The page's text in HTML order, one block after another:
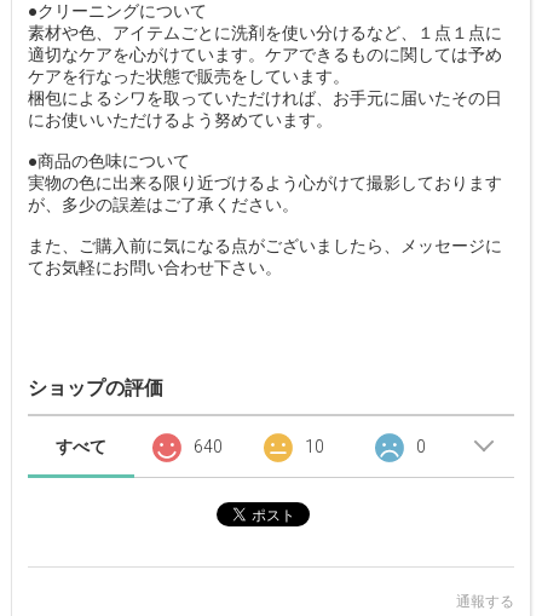
●クリーニングについて
素材や色、アイテムごとに洗剤を使い分けるなど、１点１点に
適切なケアを心がけています。ケアできるものに関しては予め
ケアを行なった状態で販売をしています。
梱包によるシワを取っていただければ、お手元に届いたその日
にお使いいただけるよう努めています。
●商品の色味について
実物の色に出来る限り近づけるよう心がけて撮影しております
が、多少の誤差はご了承ください。
また、ご購入前に気になる点がございましたら、メッセージに
てお気軽にお問い合わせ下さい。
ショップの評価
すべて 640 10 0
通報する